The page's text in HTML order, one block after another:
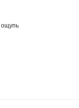
ощупь